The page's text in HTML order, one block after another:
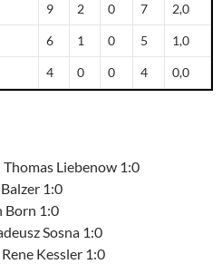
9 2 0 7 2,0
6 1 0 5 1,0
4 0 0 4 0,0
Liebenow 1:0
1:0
Born 1:0
Sosna 1:0
Kessler 1:0